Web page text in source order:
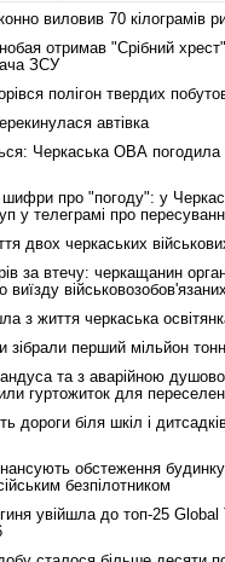
виловив 70 кілограмів
отримав "Срібний
ЗСУ
полігон твердих
автівка
Черкаська ОВА погодила
шифри про "погоду": у
у телеграмі про
двох черкаських
за втечу: черкащанин
виїзду
з життя черкаська
зібрали перший мільйон
та з аварійною
гуртожиток для
дороги біля шкіл і
обстеження
безпілотником
увійшла до топ-25 Global